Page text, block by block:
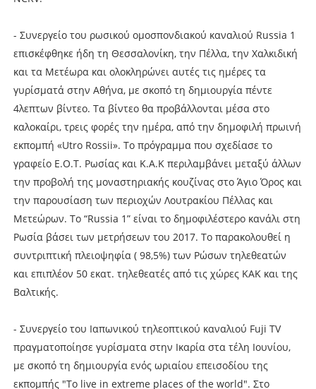
- Συνεργείο του ρωσικού ομοσπονδιακού καναλιού Russia 1
επισκέφθηκε ήδη τη Θεσσαλονίκη, την Πέλλα, την Χαλκιδική
και τα Μετέωρα και ολοκληρώνει αυτές τις ημέρες τα
γυρίσματά στην Αθήνα, με σκοπό τη δημιουργία πέντε
4λεπτων βίντεο. Τα βίντεο θα προβάλλονται μέσα στο
καλοκαίρι, τρεις φορές την ημέρα, από την δημοφιλή πρωινή
εκπομπή «Utro Rossii». Το πρόγραμμα που σχεδίασε το
γραφείο Ε.Ο.Τ. Ρωσίας και Κ.Α.Κ περιλαμβάνει μεταξύ άλλων
την προβολή της μοναστηριακής κουζίνας στο Άγιο Όρος και
την παρουσίαση των περιοχών Λουτρακίου Πέλλας και
Μετεώρων. Το “Russia 1” είναι το δημοφιλέστερο κανάλι στη
Ρωσία βάσει των μετρήσεων του 2017. Το παρακολουθεί η
συντριπτική πλειοψηφία ( 98,5%) των Ρώσων τηλεθεατών
και επιπλέον 50 εκατ. τηλεθεατές από τις χώρες ΚΑΚ και της
Βαλτικής.
- Συνεργείο του Ιαπωνικού τηλεοπτικού καναλιού Fuji TV
πραγματοποίησε γυρίσματα στην Ικαρία στα τέλη Ιουνίου,
με σκοπό τη δημιουργία ενός ωριαίου επεισοδίου της
εκπομπής "To live in extreme places of the world". Στο